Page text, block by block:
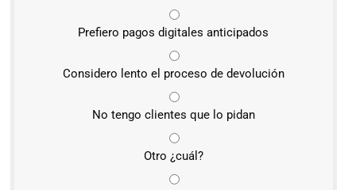
Prefiero pagos digitales anticipados
Considero lento el proceso de devolución
No tengo clientes que lo pidan
Otro ¿cuál?